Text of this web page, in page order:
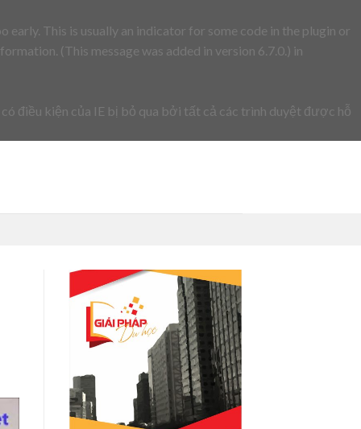
early. This is usually an indicator for some code in the plugin or
(This message was added in version 6.7.0.) in
điều kiện của IE bị bỏ qua bởi tất cả các trình duyệt được hỗ